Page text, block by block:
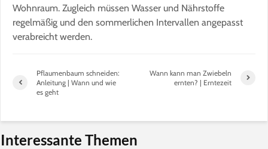
Wohnraum. Zugleich müssen Wasser und Nährstoffe
regelmäßig und den sommerlichen Intervallen angepasst
verabreicht werden.
Pflaumenbaum schneiden:
Anleitung | Wann und wie
es geht
Wann kann man Zwiebeln
ernten? | Erntezeit
Interessante Themen